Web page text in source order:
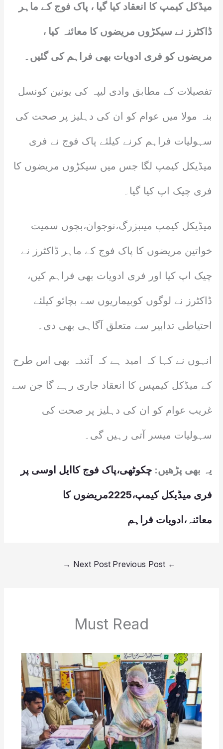
میڈکل کیمپ کا انعقاد کیا گیا ، پاک فوج کے ماہر
ڈاکٹرز نے سیکڑوں مریضوں کا معائنہ کیا ،
مریضوں کو فری ادویات بھی فراہم کی گئیں۔
تفصیلات کے مطابق وادی لیپہ کی یونین کونسل
بنہ مولا میں عوام کو ان کی دہلیز پر صحت کی
سہولیات فراہم کرنے کیلئے پاک فوج نے فری
میڈیکل کیمپ لگا جس میں سیکڑوں مریضوں کا
فری چیک اپ کیا گیا۔
میڈیکل کیمپ میںبزرگ،نوجوان،بچوں سمیت
خواتین مریضوں کا پاک فوج کے ماہر ڈاکٹرز نے
چیک اپ کیا اور فری ادویات بھی فراہم کیں،
ڈاکٹرز نے لوگوں کوبیماریوں سے بچائو کیلئے
احتیاطی تدابیر سے متعلق آگاہی بھی دی۔
انہوں نے کہا کہ امید ہے کہ آئندہ بھی اس طرح
کے میڈکل کیمپس کا انعقاد جاری رہے گا جن سے
غریب عوام کو ان کی دہلیز پر صحت کی
سہولیات میسر آتی رہیں گی۔
یہ بھی پڑھیں: چکوٹھی،پاک فوج کاایل اوسی پر
فری میڈیکل کیمپ،2225مریضوں کا
معائنہ،ادویات فراہم
←
Next Post
→
Must Read